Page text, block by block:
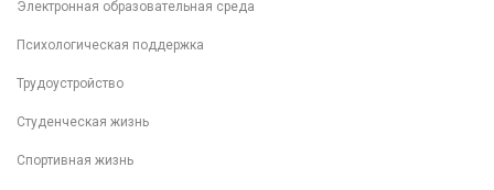
Электронная образовательная среда
Психологическая поддержка
Трудоустройство
Студенческая жизнь
Спортивная жизнь